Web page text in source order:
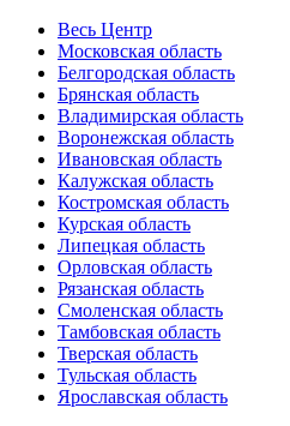
Весь Центр
Московская область
Белгородская область
Брянская область
Владимирская область
Воронежская область
Ивановская область
Калужская область
Костромская область
Курская область
Липецкая область
Орловская область
Рязанская область
Смоленская область
Тамбовская область
Тверская область
Тульская область
Ярославская область